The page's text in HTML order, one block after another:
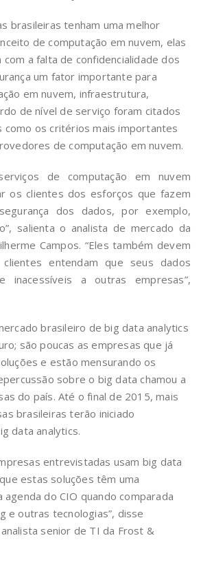
brasileiras tenham uma melhor
de computação em nuvem, elas
com a falta de confidencialidade dos
um fator importante para
em nuvem, infraestrutura,
de nível de serviço foram citados
os critérios mais importantes
de computação em nuvem.
de computação em nuvem
os clientes dos esforços que fazem
dos dados, por exemplo,
salienta o analista de mercado da
Campos. “Eles também devem
entendam que seus dados
inacessíveis a outras empresas”,
brasileiro de big data analytics
são poucas as empresas que já
e estão mensurando os
sobre o big data chamou a
do país. Até o final de 2015, mais
brasileiras terão iniciado
data analytics.
entrevistadas usam big data
estas soluções têm uma
do CIO quando comparada
e outras tecnologias”, disse
senior de TI da Frost &